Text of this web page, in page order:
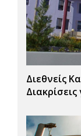
Διεθνείς